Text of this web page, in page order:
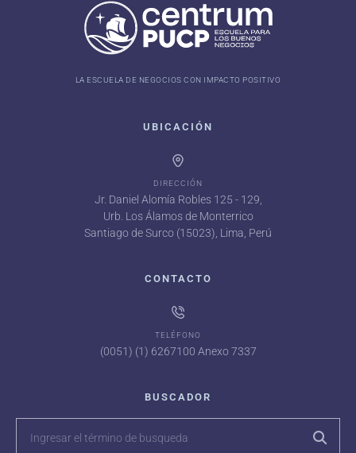
LA ESCUELA DE NEGOCIOS CON IMPACTO POSITIVO
UBICACIÓN
DIRECCIÓN
Jr. Daniel Alomía Robles 125 - 129,
Urb. Los Álamos de Monterrico
Santiago de Surco (15023), Lima, Perú
CONTACTO
TELÉFONO
(0051) (1) 6267100 Anexo 7337
BUSCADOR